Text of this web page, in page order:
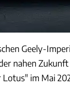
Geely-
nahen Zukunft
Lotus" im Mai